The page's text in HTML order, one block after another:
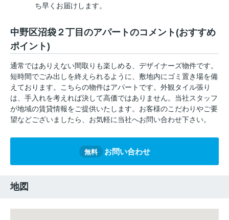
ち早くお届けします。
中野区沼袋２丁目のアパートのコメント(おすすめ
ポイント)
通常ではありえない間取りも楽しめる、デザイナーズ物件です。
短時間でごみ出しを終えられるように、敷地内にゴミ置き場を備
えております。こちらの物件はアパートです。外観タイル張り
は、手入れを考えれば決して高価ではありません。当社スタッフ
が地域の賃貸情報をご提供いたします。お客様のこだわりやご要
望などございましたら、お気軽に当社へお問い合わせ下さい。
無料 お問い合わせ
地図